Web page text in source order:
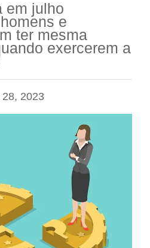
em julho
e
ter mesma
exercerem a
2023